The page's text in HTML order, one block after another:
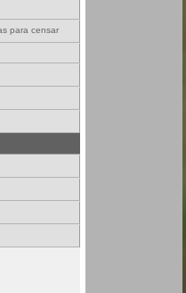
para censar